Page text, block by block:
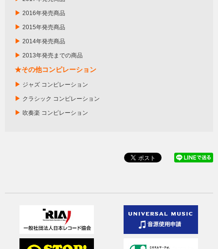
▶ 2016年発売商品
▶ 2015年発売商品
▶ 2014年発売商品
▶ 2013年発売までの商品
★その他コンピレーション
▶ ジャズ コンピレーション
▶ クラシック コンピレーション
▶ 吹奏楽 コンピレーション